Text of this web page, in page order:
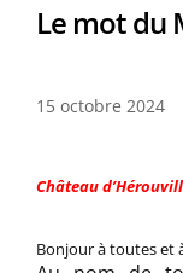
Le mot du
15 octobre 2024
Château
Bonjour à toutes et